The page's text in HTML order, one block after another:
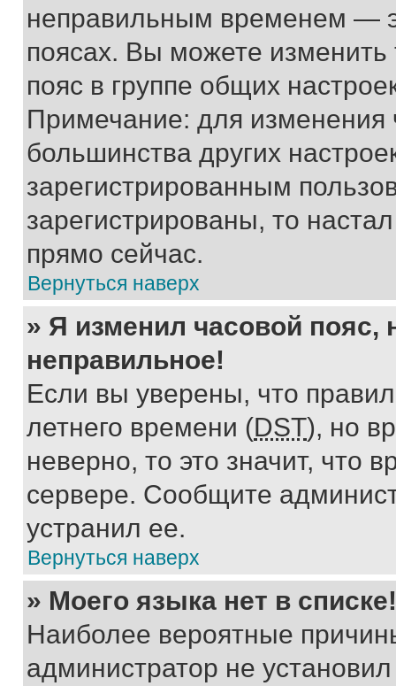
неправильным временем —
поясах. Вы можете изменить
пояс в группе общих
Примечание: для изменения
большинства других
зарегистрированным
зарегистрированы, то
прямо сейчас.
Вернуться наверх
» Я изменил часовой пояс,
неправильное!
Если вы уверены, что
летнего времени (DST), но
неверно, то это значит, что
сервере. Сообщите
устранил ее.
Вернуться наверх
» Моего языка нет в списке!
Наиболее вероятные
администратор не